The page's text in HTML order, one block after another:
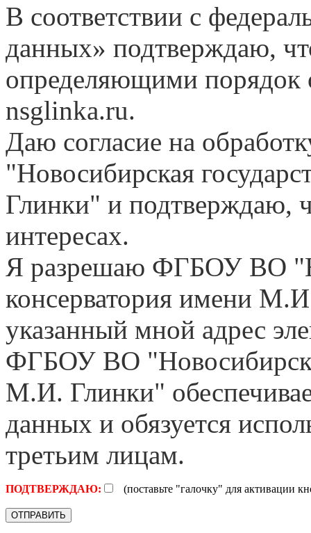
В соответствии с
данных» подтверждаю,
определяющими порядок
nsglinka.ru.
Даю согласие на
"Новосибирская
Глинки" и подтверждаю,
интересах.
Я разрешаю ФГБОУ ВО
консерватория имени
указанный мной адрес
ФГБОУ ВО
М.И. Глинки"
данных и обязуется
третьим лицам.
ПОДТВЕРЖДАЮ: (поставьте "галочку" для активации